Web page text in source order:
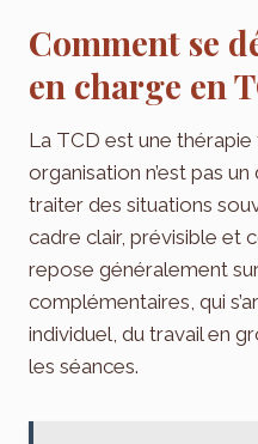
Comment se
en charge en
La TCD est une
organisation n’est pas
traiter des situations
cadre clair, prévisible et
repose généralement
complémentaires, qui
individuel, du travail en
les séances.